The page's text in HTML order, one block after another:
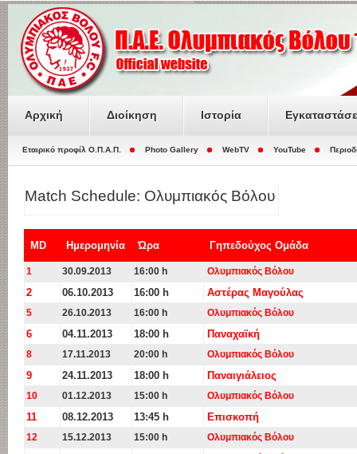
Αρχική Διοίκηση Ιστορία
Εταιρικό προφίλ O.Π.Α.Π. Photo Gallery WebTV YouTube
Match Schedule: Ολυμπιακός Βόλου
MD Ημερομηνία Ώρα Γηπεδούχος Ομάδα
1 30.09.2013 16:00 h Ολυμπιακός Βόλου
2 06.10.2013 16:00 h Αστέρας Μαγούλας
5 26.10.2013 16:00 h Ολυμπιακός Βόλου
6 04.11.2013 18:00 h Παναχαϊκή
8 17.11.2013 20:00 h Ολυμπιακός Βόλου
9 24.11.2013 18:00 h Παναιγιάλειος
10 01.12.2013 15:00 h Ολυμπιακός Βόλου
11 08.12.2013 13:45 h Επισκοπή
12 15.12.2013 15:00 h Ολυμπιακός Βόλου